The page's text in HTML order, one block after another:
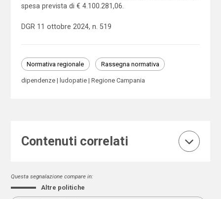
spesa prevista di € 4.100.281,06.
DGR 11 ottobre 2024, n. 519
Normativa regionale Rassegna normativa
dipendenze ludopatie Regione Campania
Contenuti correlati
Questa segnalazione compare in:
Altre politiche